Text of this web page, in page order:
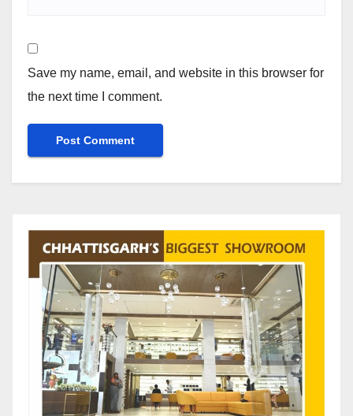
Save my name, email, and website in this browser for
the next time I comment.